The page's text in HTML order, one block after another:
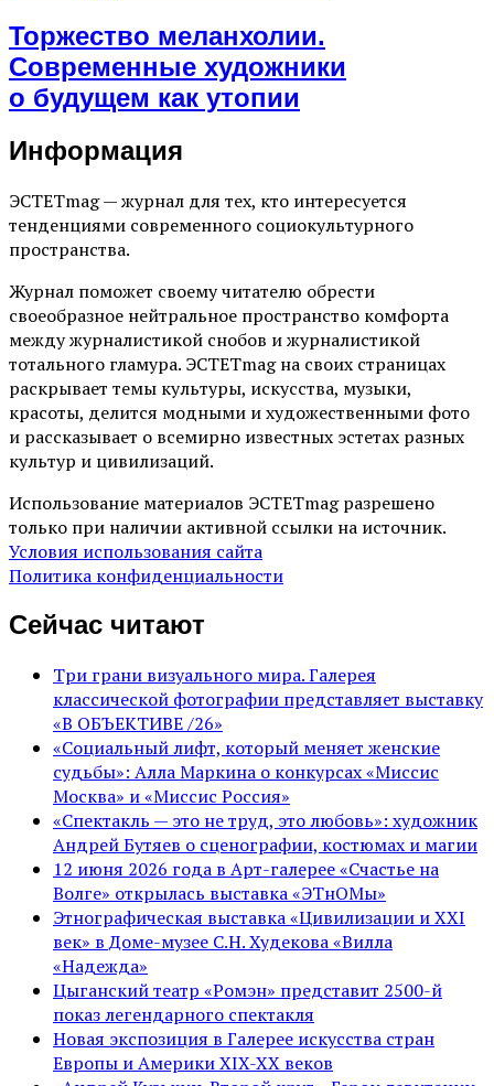
Торжество меланхолии.
Современные художники
о будущем как утопии
Информация
ЭСТЕТmag — журнал для тех, кто интересуется
тенденциями современного социокультурного
пространства.
Журнал поможет своему читателю обрести
своеобразное нейтральное пространство комфорта
между журналистикой снобов и журналистикой
тотального гламура. ЭСТЕТmag на своих страницах
раскрывает темы культуры, искусства, музыки,
красоты, делится модными и художественными фото
и рассказывает о всемирно известных эстетах разных
культур и цивилизаций.
Использование материалов ЭСТЕТmag разрешено
только при наличии активной ссылки на источник.
Условия использования сайта
Политика конфиденциальности
Сейчас читают
Три грани визуального мира. Галерея
классической фотографии представляет выставку
«В ОБЪЕКТИВЕ /26»
«Социальный лифт, который меняет женские
судьбы»: Алла Маркина о конкурсах «Миссис
Москва» и «Миссис Россия»
«Спектакль — это не труд, это любовь»: художник
Андрей Бутяев о сценографии, костюмах и магии
12 июня 2026 года в Арт-галерее «Счастье на
Волге» открылась выставка «ЭТнОМы»
Этнографическая выставка «Цивилизации и ХХI
век» в Доме-музее С.Н. Худекова «Вилла
«Надежда»
Цыганский театр «Ромэн» представит 2500-й
показ легендарного спектакля
Новая экспозиция в Галерее искусства стран
Европы и Америки XIX-XX веков